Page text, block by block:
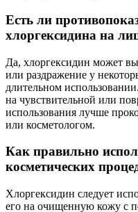
Есть ли
хлоргексидина на
Да, хлоргексидин может
или раздражение у
длительном
на чувствительной или
использования лучше
или косметологом.
Как правильно
косметических
Хлоргексидин следует
его на очищенную кожу с